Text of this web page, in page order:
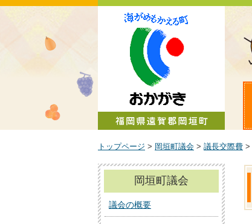
トップページ > 岡垣町議会 > 議長交際費 >
岡垣町議会
議会の概要